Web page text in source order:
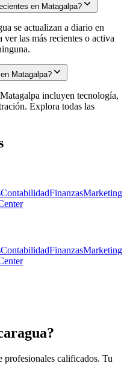
en Matagalpa?
se actualizan a diario en
las más recientes o activa
Matagalpa?
incluyen tecnología,
Explora todas las
ContabilidadFinanzasMarketing
ContabilidadFinanzasMarketing
?
profesionales calificados. Tu